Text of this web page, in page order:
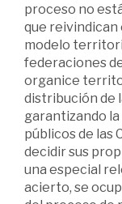
proceso no
que reivindican
modelo
federaciones
organice
distribución de
garantizando
públicos de las
decidir sus
una especial
acierto, se